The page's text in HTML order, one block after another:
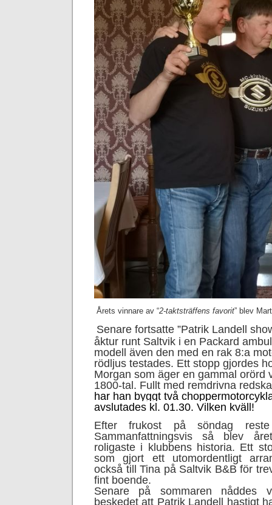
Årets vinnare av “2-taktsträffens favorit” blev
Senare fortsatte ”Patrik Landell
åktur runt Saltvik i en Packard
modell även den med en rak 8:a
rödljus testades. Ett stopp gjordes
Morgan som äger en gammal orörd
1800-tal. Fullt med remdrivna
har han byggt två
avslutades kl. 01.30. Vilken kväll!
Efter frukost på söndag
Sammanfattningsvis så blev
roligaste i klubbens historia. Ett
som gjort ett utomordentligt
också till Tina på Saltvik B&B för
fint boende.
Senare på sommaren nåddes
beskedet att Patrik Landell hastigt